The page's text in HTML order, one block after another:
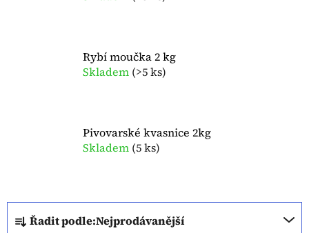
Rybí moučka 2 kg
Skladem (>5 ks)
Pivovarské kvasnice 2kg
Skladem (5 ks)
Ř
a Řadit podle:Nejprodávanější